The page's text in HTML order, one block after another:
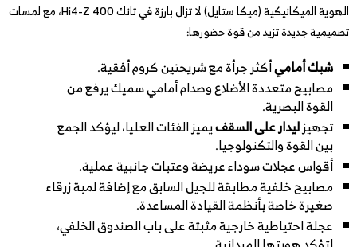
الهوية الميكانيكية (ميكا ستايل) لا تزال بارزة في تانك 400 Hi4-Z، مع لمسات
تصميمية جديدة تزيد من قوة حضورها:
شبك أماميأكثر جرأة مع شريحتين كروم أفقية.
مصابيح متعددة الأضلاع وصدام أمامي سميك يرفع من
القوة البصرية.
تجهيزليدار على السقفيميز الفئات العليا، ليؤكد الجمع
بين القوة والتكنولوجيا.
أقواس عجلات سوداء عريضة وعتبات جانبية عملية.
مصابيح خلفية مطابقة للجيل السابق مع إضافة لمبة زرقاء
صغيرة خاصة بأنظمة القيادة المساعدة.
عجلة احتياطية خارجية مثبتة على باب الصندوق الخلفي،